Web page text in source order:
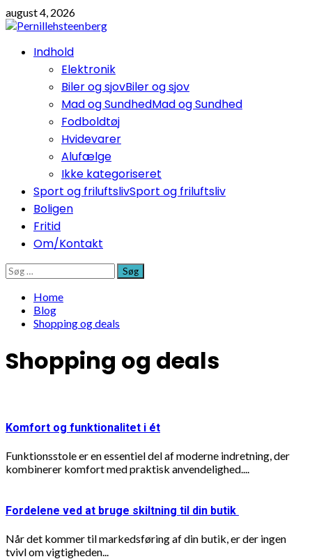
Skip
to
august 4, 2026
PrimaryIndhold
Elektronik
Biler og sjovBiler og sjov
Mad og SundhedMad og Sundhed
Fodboldtøj
Hvidevarer
Alufælge
Ikke kategoriseret
Sport og friluftslivSport og friluftsliv
Boligen
Fritid
Om/Kontakt
Søg
efter:
Home
Blog
Shopping og deals
Shopping og deals
Komfort og funktionalitet i ét
Funktionsstole er en essentiel del af moderne indretning, der
kombinerer komfort med praktisk anvendelighed....
Fordelene ved at bruge skiltning til din butik
Når det kommer til markedsføring af din butik, er der ingen
tvivl om vigtigheden...